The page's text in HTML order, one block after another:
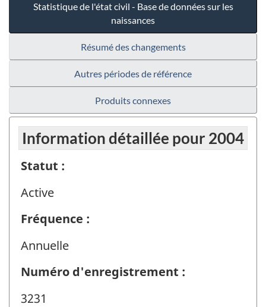
Statistique de l'état civil - Base de données sur les
naissances
Résumé des changements
Autres périodes de référence
Produits connexes
Information détaillée pour 2004
Statut :
Active
Fréquence :
Annuelle
Numéro d'enregistrement :
3231